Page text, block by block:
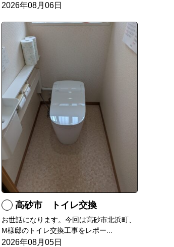
2026年08月06日
高砂市 トイレ交換
お世話になります。今回は高砂市北浜町、
M様邸のトイレ交換工事をレポー...
2026年08月05日